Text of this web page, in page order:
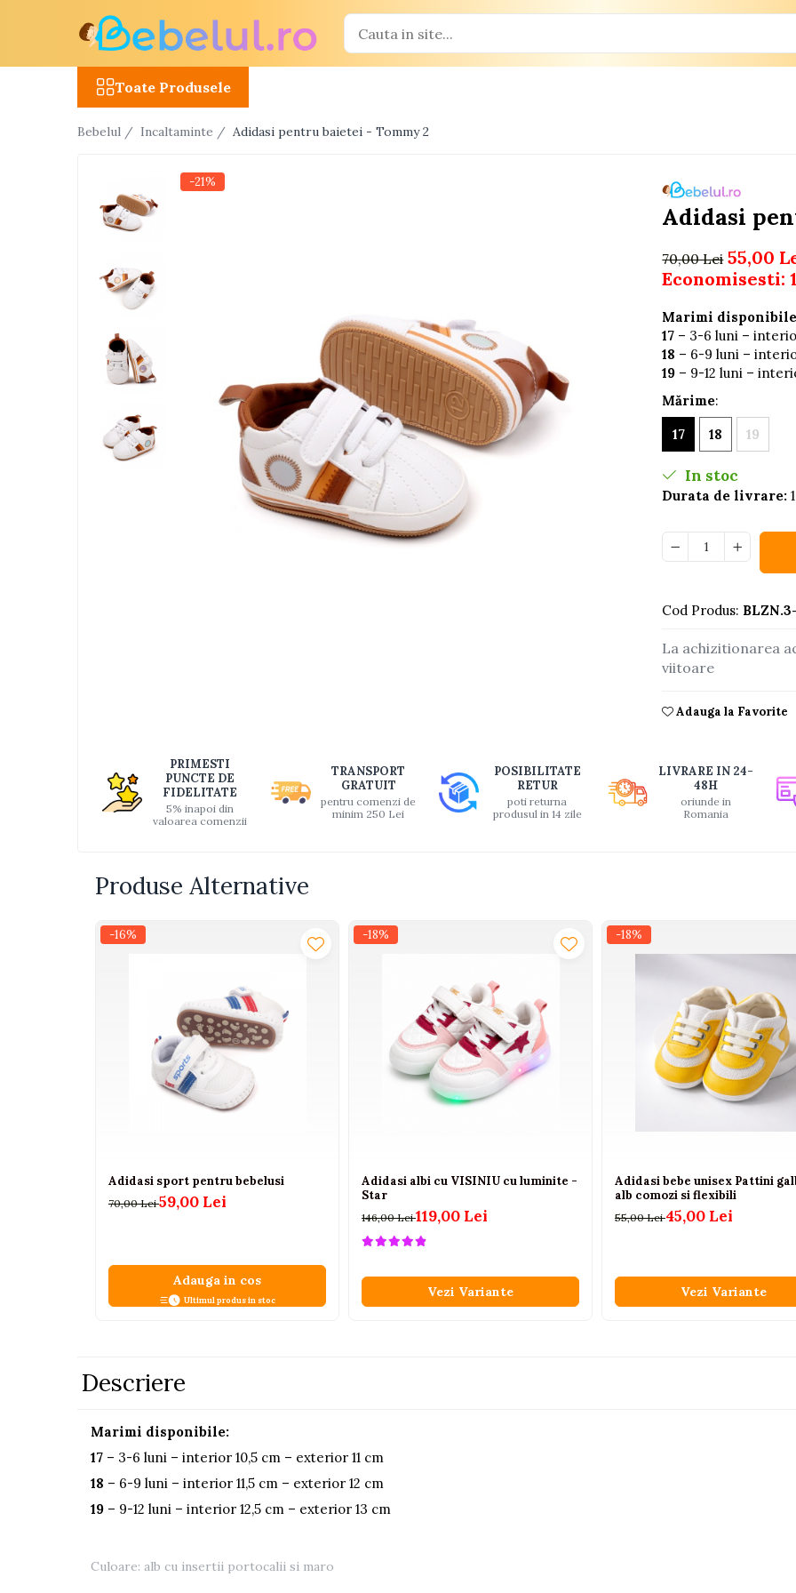
Masinute R/C
Avioane si elicoptere R/C
Motociclete R/C
Utilaje constructii R/C
Interactive, educative si muzicale
Saltelute si centre de activitati
Caluti balansoar
Interactive, educative si
Ateliere si unelte
Covorase de dans
Electrocasnice si bucatarii
Muzica si instrumente
Saltelute si centre de activitati
Seturi de rufe
Trenuri cu sine
Vehicule de constructii
Jucarii exterior
Toate Produsele
Bebelul / Incaltaminte / Adidasi pentru baietei - Tommy 2
Adidasi
-21%
70,00 Lei 55,00
Economisesti:
Marimi
17 – 3-6 luni –
18 – 6-9 luni –
19 – 9-12 luni –
Mărime:
17
18 19
In stoc
Durata de livrare:
Cod Produs:
La achizitionarea
viitoare
Adauga la Favorite
PRIMESTI
PUNCTE DE
FIDELITATE
5% inapoi din
valoarea comenzii
TRANSPORT
GRATUIT
pentru comenzi de
minim 250 Lei
POSIBILITATE
RETUR
poti returna
produsul in 14 zile
LIVRARE IN 24-
48H
oriunde in
Romania
Produse Alternative
-16%
Adidasi sport pentru bebelusi
70,00 Lei59,00 Lei
Adauga in cos
Ultimul produs in stoc
-18%
Adidasi albi cu VISINIU cu luminite -
Star
146,00 Lei119,00 Lei
Vezi Variante
-18%
Adidasi bebe unisex Pattini
alb comozi si flexibili
55,00 Lei45,00 Lei
Vezi Variante
Descriere
Marimi disponibile:
17 – 3-6 luni – interior 10,5 cm – exterior 11 cm
18 – 6-9 luni – interior 11,5 cm – exterior 12 cm
19 – 9-12 luni – interior 12,5 cm – exterior 13 cm
Culoare: alb cu insertii portocalii si maro